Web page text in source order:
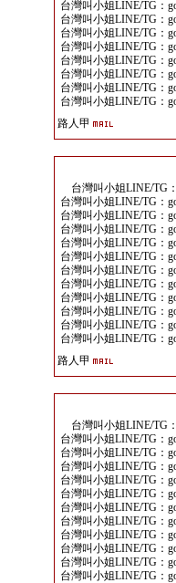
台灣叫小姐LINE/TG：
台灣叫小姐LINE/TG：
台灣叫小姐LINE/TG：
台灣叫小姐LINE/TG：
台灣叫小姐LINE/TG：
台灣叫小姐LINE/TG：
台灣叫小姐LINE/TG：
台灣叫小姐LINE/TG：
路人甲
台灣叫小姐LINE/TG
台灣叫小姐LINE/TG：
台灣叫小姐LINE/TG：
台灣叫小姐LINE/TG：
台灣叫小姐LINE/TG：
台灣叫小姐LINE/TG：
台灣叫小姐LINE/TG：
台灣叫小姐LINE/TG：
台灣叫小姐LINE/TG：
台灣叫小姐LINE/TG：
台灣叫小姐LINE/TG：
台灣叫小姐LINE/TG：
路人甲
台灣叫小姐LINE/TG
台灣叫小姐LINE/TG：
台灣叫小姐LINE/TG：
台灣叫小姐LINE/TG：
台灣叫小姐LINE/TG：
台灣叫小姐LINE/TG：
台灣叫小姐LINE/TG：
台灣叫小姐LINE/TG：
台灣叫小姐LINE/TG：
台灣叫小姐LINE/TG：
台灣叫小姐LINE/TG：
台灣叫小姐LINE/TG：